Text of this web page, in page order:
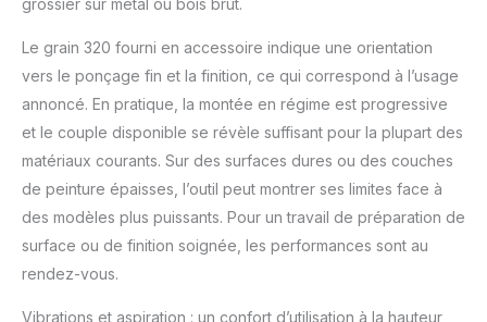
grossier sur métal ou bois brut.
Le grain 320 fourni en accessoire indique une orientation
vers le ponçage fin et la finition, ce qui correspond à l’usage
annoncé. En pratique, la montée en régime est progressive
et le couple disponible se révèle suffisant pour la plupart des
matériaux courants. Sur des surfaces dures ou des couches
de peinture épaisses, l’outil peut montrer ses limites face à
des modèles plus puissants. Pour un travail de préparation de
surface ou de finition soignée, les performances sont au
rendez-vous.
Vibrations et aspiration : un confort d’utilisation à la hauteur